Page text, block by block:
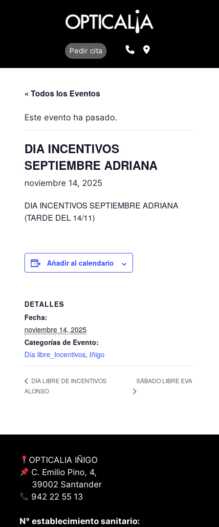
Pedir cita LlamarLocalización
« Todos los Eventos
Este evento ha pasado.
DIA INCENTIVOS
SEPTIEMBRE ADRIANA
noviembre 14, 2025
DIA INCENTIVOS SEPTIEMBRE ADRIANA
(TARDE DEL 14/11)
Añadir al calendario
DETALLES
Fecha:
noviembre 14, 2025
Categorías de Evento:
Día libre_Incentivos, Iñigo
DÍA LIBRE DE INCENTIVOS
ALONSO
SÁBADO LIBRE EVA
OPTICALIA IÑIGO
C. Emilio Pino, 4,
39002 Santander
942 22 55 13
N° establecimiento sanitario: